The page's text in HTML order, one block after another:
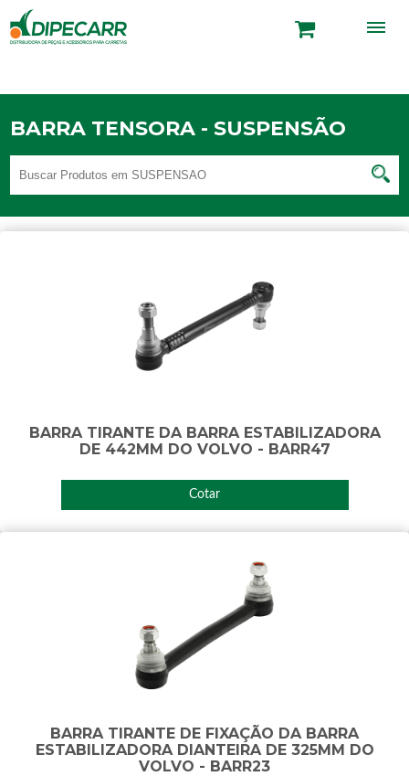
BARRA TENSORA - SUSPENSÃO
BARRA TIRANTE DA BARRA ESTABILIZADORA
DE 442MM DO VOLVO - BARR47
Cotar
BARRA TIRANTE DE FIXAÇÃO DA BARRA
ESTABILIZADORA DIANTEIRA DE 325MM DO
VOLVO - BARR23